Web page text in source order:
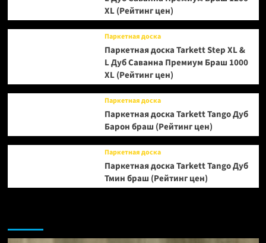
XL (Рейтинг цен)
Паркетная доска
Паркетная доска Tarkett Step XL &
L Дуб Саванна Премиум Браш 1000
XL (Рейтинг цен)
Паркетная доска
Паркетная доска Tarkett Tango Дуб
Барон браш (Рейтинг цен)
Паркетная доска
Паркетная доска Tarkett Tango Дуб
Тмин браш (Рейтинг цен)